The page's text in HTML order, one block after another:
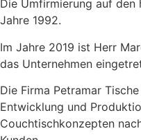
Die Umfirmierung auf
Jahre 1992.
Im Jahre 2019 ist Herr
das Unternehmen
Die Firma Petramar
Entwicklung und
Couchtischkonzepten